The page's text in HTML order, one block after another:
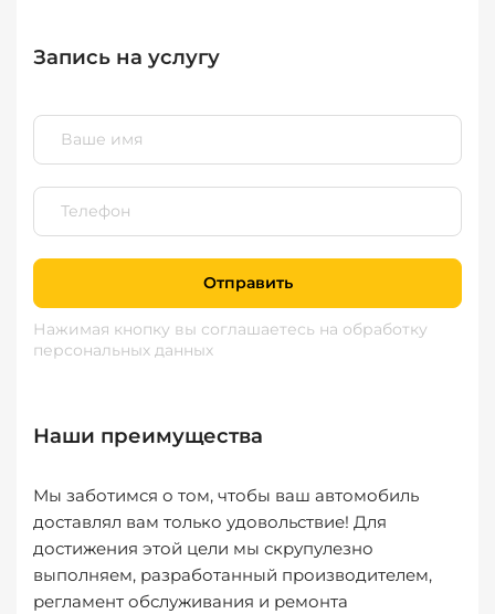
Запись на услугу
Отправить
Нажимая кнопку вы соглашаетесь на обработку
персональных данных
Наши преимущества
Мы заботимся о том, чтобы ваш автомобиль
доставлял вам только удовольствие! Для
достижения этой цели мы скрупулезно
выполняем, разработанный производителем,
регламент обслуживания и ремонта